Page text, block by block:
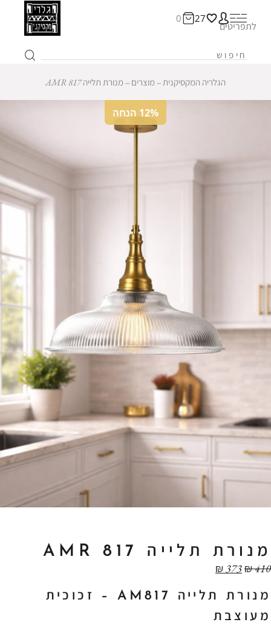
27
0
לתפריטים
הגלריה המקסיקנית ‒מוצרים ‒מנורת תלייה AMR 817
12% הנחה
מנורת תלייה AMR 817
₪410
₪373
מנורת
תלייה AM817 –
זכוכית
מעוצבת